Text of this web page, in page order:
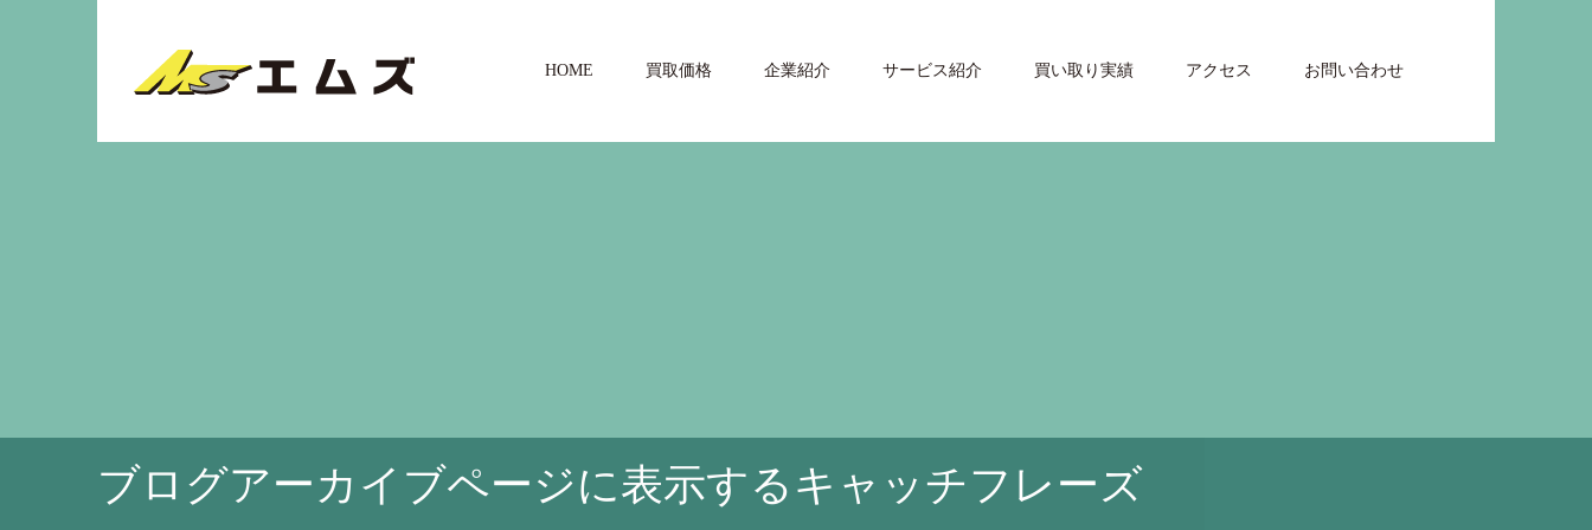
HOME 買取価格 企業紹介 サービス紹介 買い取り実績 アクセス お問い合わせ
ブログアーカイブページに表示するキャッチフレーズ